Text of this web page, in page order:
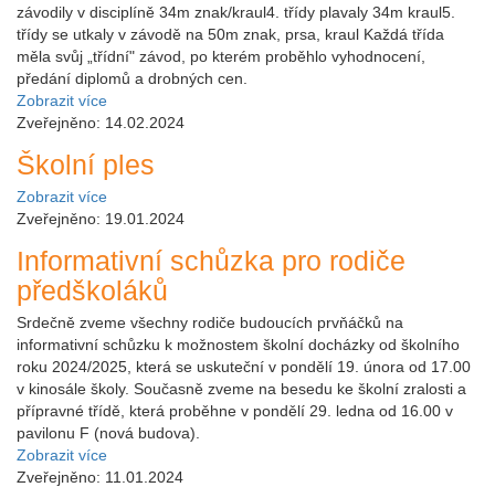
závodily v disciplíně 34m znak/kraul4. třídy plavaly 34m kraul5.
třídy se utkaly v závodě na 50m znak, prsa, kraul Každá třída
měla svůj „třídní" závod, po kterém proběhlo vyhodnocení,
předání diplomů a drobných cen.
Zobrazit více
Zveřejněno: 14.02.2024
Školní ples
Zobrazit více
Zveřejněno: 19.01.2024
Informativní schůzka pro rodiče
předškoláků
Srdečně zveme všechny rodiče budoucích prvňáčků na
informativní schůzku k možnostem školní docházky od školního
roku 2024/2025, která se uskuteční v pondělí 19. února od 17.00
v kinosále školy. Současně zveme na besedu ke školní zralosti a
přípravné třídě, která proběhne v pondělí 29. ledna od 16.00 v
pavilonu F (nová budova).
Zobrazit více
Zveřejněno: 11.01.2024